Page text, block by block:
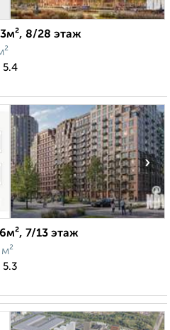
8/28 этаж
5.4
›
7/13 этаж
м²